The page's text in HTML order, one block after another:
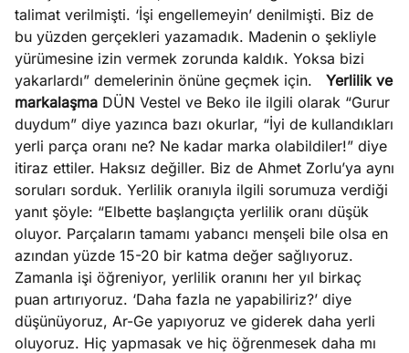
talimat verilmişti. ‘İşi engellemeyin’ denilmişti. Biz de
bu yüzden gerçekleri yazamadık. Madenin o şekliyle
yürümesine izin vermek zorunda kaldık. Yoksa bizi
yakarlardı” demelerinin önüne geçmek için. Yerlilik ve
markalaşma DÜN Vestel ve Beko ile ilgili olarak “Gurur
duydum” diye yazınca bazı okurlar, “İyi de kullandıkları
yerli parça oranı ne? Ne kadar marka olabildiler!” diye
itiraz ettiler. Haksız değiller. Biz de Ahmet Zorlu’ya aynı
soruları sorduk. Yerlilik oranıyla ilgili sorumuza verdiği
yanıt şöyle: “Elbette başlangıçta yerlilik oranı düşük
oluyor. Parçaların tamamı yabancı menşeli bile olsa en
azından yüzde 15-20 bir katma değer sağlıyoruz.
Zamanla işi öğreniyor, yerlilik oranını her yıl birkaç
puan artırıyoruz. ‘Daha fazla ne yapabiliriz?’ diye
düşünüyoruz, Ar-Ge yapıyoruz ve giderek daha yerli
oluyoruz. Hiç yapmasak ve hiç öğrenmesek daha mı